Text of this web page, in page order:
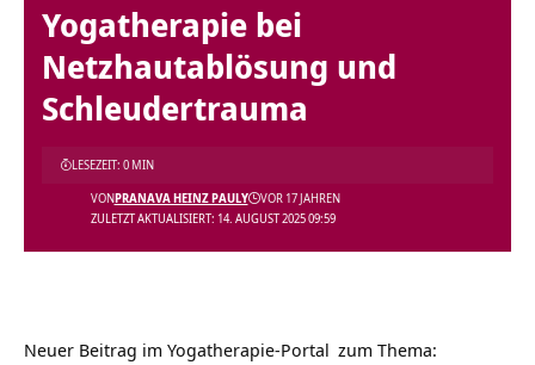
Yogatherapie bei
Netzhautablösung und
Schleudertrauma
ZULETZT AKTUALISIERT: 14. AUGUST 2025 09:59
VONPRANAVA HEINZ PAULY VOR 17 JAHREN
LESEZEIT: 0 MIN
Neuer Beitrag im Yogatherapie-Portal zum Thema: